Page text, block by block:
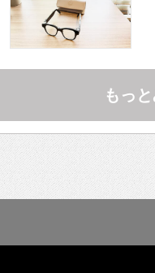
もっ